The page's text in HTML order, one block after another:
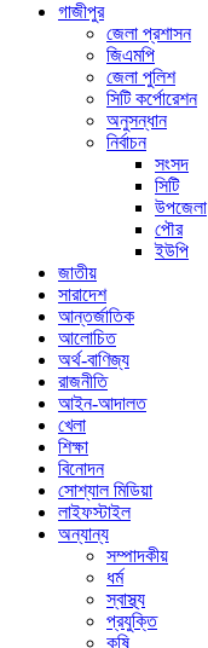
গাজীপুর
জেলা প্রশাসন
জিএমপি
জেলা পুলিশ
সিটি কর্পোরেশন
অনুসন্ধান
নির্বাচন
সংসদ
সিটি
উপজেলা
পৌর
ইউপি
জাতীয়
সারাদেশ
আন্তর্জাতিক
আলোচিত
অর্থ-বাণিজ্য
রাজনীতি
আইন-আদালত
খেলা
শিক্ষা
বিনোদন
সোশ্যাল মিডিয়া
লাইফস্টাইল
অন্যান্য
সম্পাদকীয়
ধর্ম
স্বাস্থ্য
প্রযুক্তি
কৃষি